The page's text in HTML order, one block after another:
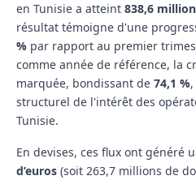
en Tunisie a atteint 838,6
résultat témoigne d'une
% par rapport au premier
comme année de référence, la
marquée, bondissant de 74,1 %
structurel de l'intérêt des
Tunisie.
En devises, ces flux ont généré
d’euros (soit 263,7 millions de